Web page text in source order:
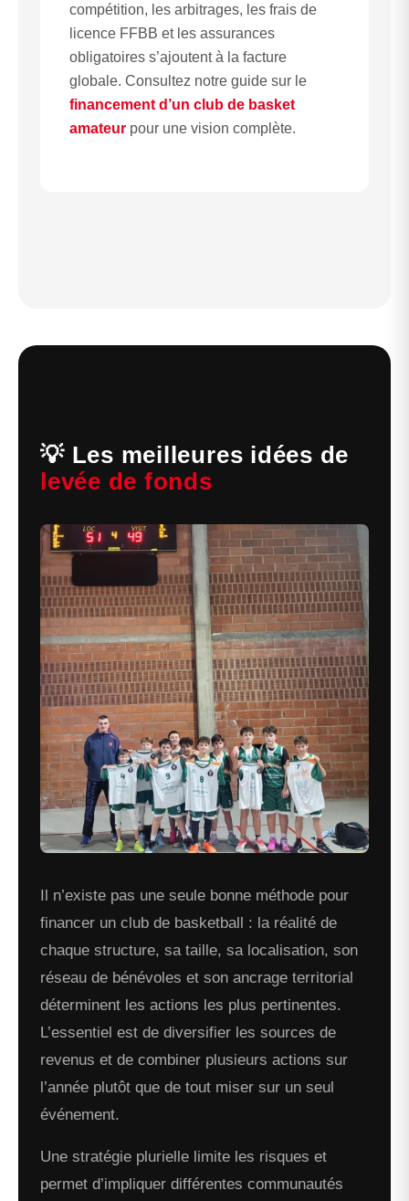
compétition, les arbitrages, les frais de
licence FFBB et les assurances
obligatoires s’ajoutent à la facture
globale. Consultez notre guide sur le
financement d’un club de basket
amateur pour une vision complète.
💡 Les meilleures idées de
levée de fonds
Il n’existe pas une seule bonne méthode pour
financer un club de basketball : la réalité de
chaque structure, sa taille, sa localisation, son
réseau de bénévoles et son ancrage territorial
déterminent les actions les plus pertinentes.
L’essentiel est de diversifier les sources de
revenus et de combiner plusieurs actions sur
l’année plutôt que de tout miser sur un seul
événement.
Une stratégie plurielle limite les risques et
permet d’impliquer différentes communautés